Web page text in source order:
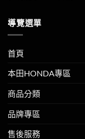
導覽選單
首頁
本田HONDA專區
商品分類
品牌專區
售後服務